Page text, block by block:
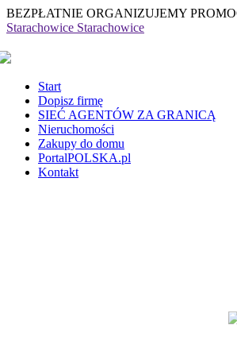
BEZPŁATNIE ORGANIZUJEMY
Starachowice Starachowice
Start
Dopisz firmę
SIEĆ AGENTÓW ZA GRANICĄ
Nieruchomości
Zakupy do domu
PortalPOLSKA.pl
Kontakt